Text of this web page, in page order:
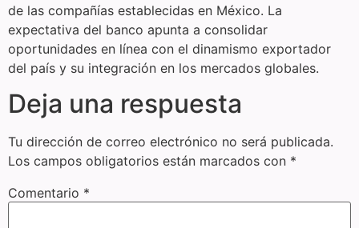
de las compañías establecidas en México. La
expectativa del banco apunta a consolidar
oportunidades en línea con el dinamismo exportador
del país y su integración en los mercados globales.
Deja una respuesta
Tu dirección de correo electrónico no será publicada.
Los campos obligatorios están marcados con *
Comentario *